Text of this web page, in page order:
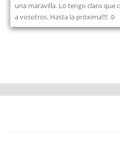
una maravilla. Lo tengo claro
a vosotros. Hasta la próxima!!!! ☺️